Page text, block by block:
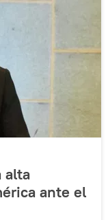
alta
ante el